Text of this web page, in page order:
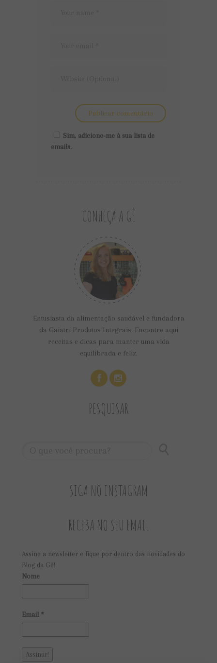
Sim, adicione-me à sua lista de
emails.
CONHEÇA A GÊ
Entusiasta da alimentação saudável e fundadora
da Gaiatri Produtos Integrais. Encontre aqui
receitas e dicas para manter uma vida
equilibrada e feliz.
PESQUISAR
SIGA NO INSTAGRAM
RECEBA NO SEU EMAIL
Assine a newsletter e fique por dentro das novidades do
Blog da Gê!
Nome
Email *